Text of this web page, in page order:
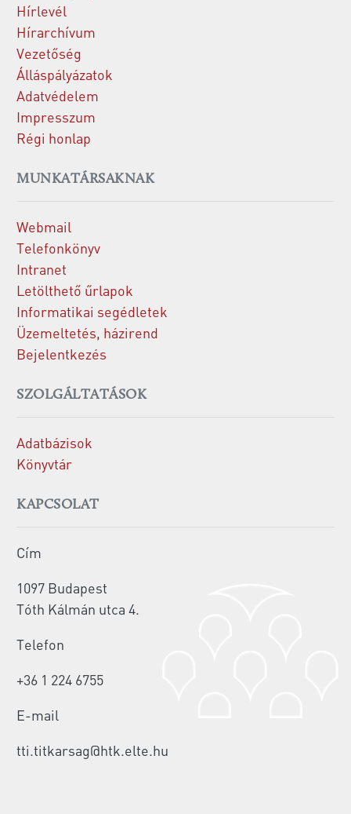
Hírlevél
Hírarchívum
Vezetőség
Álláspályázatok
Adatvédelem
Impresszum
Régi honlap
MUNKATÁRSAKNAK
Webmail
Telefonkönyv
Intranet
Letölthető űrlapok
Informatikai segédletek
Üzemeltetés, házirend
Bejelentkezés
SZOLGÁLTATÁSOK
Adatbázisok
Könyvtár
KAPCSOLAT
Cím
1097 Budapest
Tóth Kálmán utca 4.
Telefon
+36 1 224 6755
E-mail
tti.titkarsag@htk.elte.hu